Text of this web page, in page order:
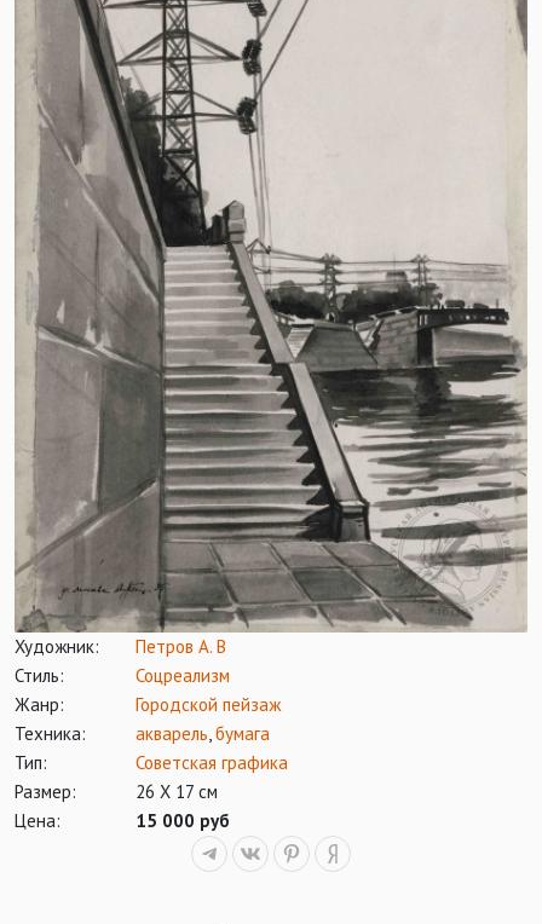
Художник:
Петров А. В
Стиль:
Соцреализм
Жанр:
Городской пейзаж
Техника:
акварель,бумага
Тип:
Советская графика
Размер:
26 Х 17 см
Цена:
15 000 руб